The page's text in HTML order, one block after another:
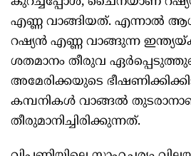
എണ്ണ വാങ്ങിയത്. എന്നാൽ
റഷ്യൻ എണ്ണ വാങ്ങുന്ന
ശതമാനം തീരുവ
അമേരിക്കയുടെ
കമ്പനികൾ വാങ്ങൽ
തീരുമാനിച്ചിരിക്കുന്നത്.